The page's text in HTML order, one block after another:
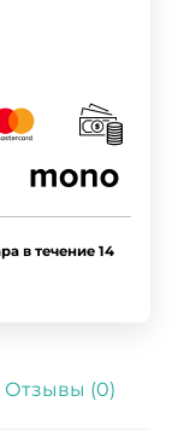
в течение 14
Отзывы (0)